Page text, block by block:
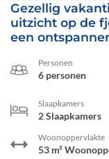
Gezellig
uitzicht op de
een
Personen
6 personen
Slaapkamers
2 Slaapkamers
Woonoppervlakte
53 m²